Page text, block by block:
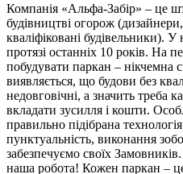
Компанія «Альфа-Забір» – це
будівництві огорож
кваліфіковані будівельники). У
протязі останніх 10 років. На
побудувати паркан – нікчемна
виявляється, що будови без
недовговічні, а значить треба
вкладати зусилля і кошти.
правильно підібрана
пунктуальність, виконання
забезпечуємо своїх
наша робота! Кожен паркан – це